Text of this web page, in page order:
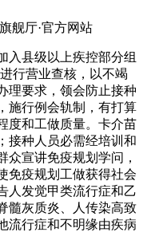
舰厅·官方网站
县级以上疾控部分组
行营业查核，以不竭
理要求，领会防止接种
施行例会轨制，有打算
度和工做质量。卡介苗
接种人员必需经培训和
众宣讲免疫规划学问，
免疫规划工做获得社会
人发觉甲类流行症和乙
髓灰质炎、人传染高致
流行症和不明缘由疾病